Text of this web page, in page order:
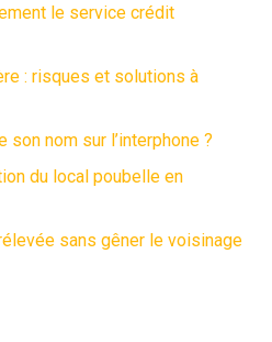
le service crédit
: risques et solutions à
son nom sur l’interphone ?
du local poubelle en
sans gêner le voisinage